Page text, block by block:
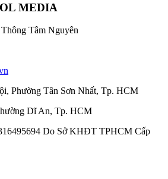
MEDIA
Tâm Nguyên
Phường Tân Sơn Nhất, Tp. HCM
Dĩ An, Tp. HCM
Do Sở KHĐT TPHCM Cấp